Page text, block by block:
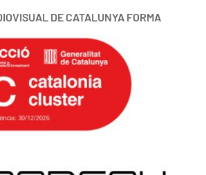
DE CATALUNYA FORMA